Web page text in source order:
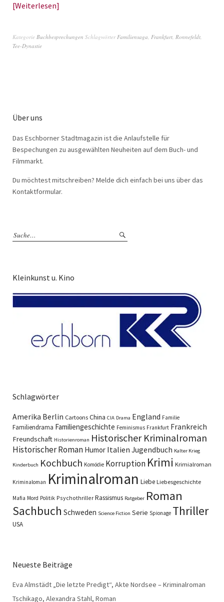
Weiterlesen
Kategorie Buchbesprechungen SchlagwörterFamiliensaga, Frankfurt, Ronnefeldt,
Tee-Dynastie
Über uns
Das Eschborner Stadtmagazin ist die Anlaufstelle für
Bespechungen zu ausgewählten Neuheiten auf dem Buch- und
Filmmarkt.
Du möchtest mitschreiben? Melde dich einfach bei uns über das
Kontaktformular.
Kleinkunst u. Kino
Schlagwörter
Amerika Berlin Cartoons China CIA Drama England Familie
Familiendrama Familiengeschichte Feminismus Frankfurt Frankreich
Freundschaft Historienroman Historischer Kriminalroman
Historischer Roman Humor Italien Jugendbuch Kalter Krieg
Kinderbuch Kochbuch Komödie Korruption Krimi Krimialroman
Kriminaloman Kriminalroman Liebe Liebesgeschichte
Mafia Mord Politik Psychothriller Rassismus Ratgeber Roman
Sachbuch Schweden Science Fiction Serie Spionage Thriller
USA
Neueste Beiträge
Eva Almstädt „Die letzte Predigt“, Akte Nordsee – Kriminalroman
Tschikago, Alexandra Stahl, Roman